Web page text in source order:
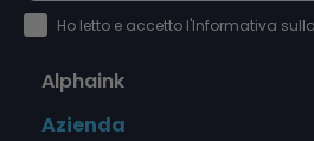
Accettazione Privacy Policy
Ho letto e accetto l'Informativa
Alphaink
Azienda